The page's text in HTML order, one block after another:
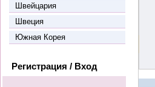
Швейцария
Швеция
Южная Корея
Регистрация / Вход